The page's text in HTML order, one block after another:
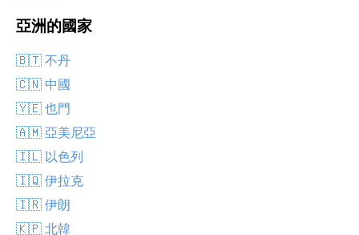
亞洲的國家
🇧🇹 不丹
🇨🇳 中國
🇾🇪 也門
🇦🇲 亞美尼亞
🇮🇱 以色列
🇮🇶 伊拉克
🇮🇷 伊朗
🇰🇵 北韓